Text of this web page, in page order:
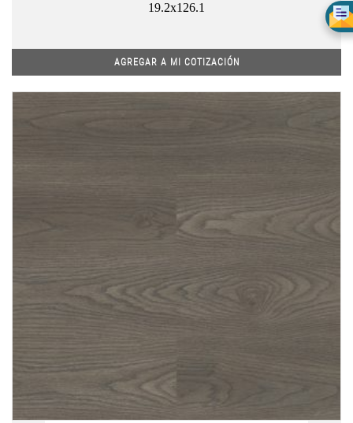
19.2x126.1
AGREGAR A MI COTIZACIÓN